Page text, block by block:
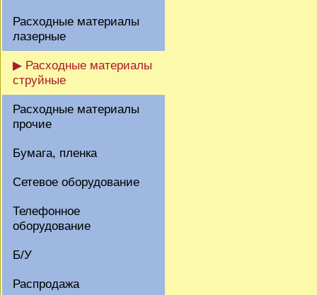
Расходные материалы
лазерные
▶ Расходные материалы
струйные
Расходные материалы
прочие
Бумага, пленка
Сетевое оборудование
Телефонное
оборудование
Б/У
Распродажа